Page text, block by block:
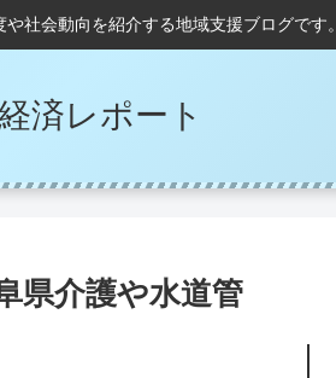
社会動向を紹介する地域支援ブログです。
済レポート
県介護や水道管